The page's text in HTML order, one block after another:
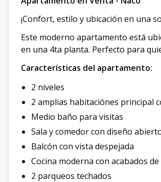
¡Confort, estilo y ubicación en una
Este moderno apartamento está
en una 4ta planta. Perfecto para
Características del apartamento:
2 niveles
2 amplias habitaciónes principal
Medio baño para visitas
Sala y comedor con diseño
Balcón con vista despejada
Cocina moderna con acabados de
2 parqueos techados